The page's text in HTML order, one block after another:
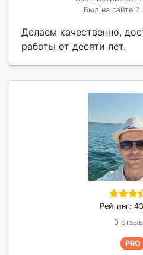
Был на сайте 2
Делаем качественно,
работы от десяти лет.
Рейтинг:
0
PRO